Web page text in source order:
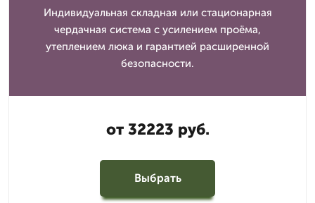
Индивидуальная складная или стационарная
чердачная система с усилением проёма,
утеплением люка и гарантией расширенной
безопасности.
от 32223 руб.
Выбрать